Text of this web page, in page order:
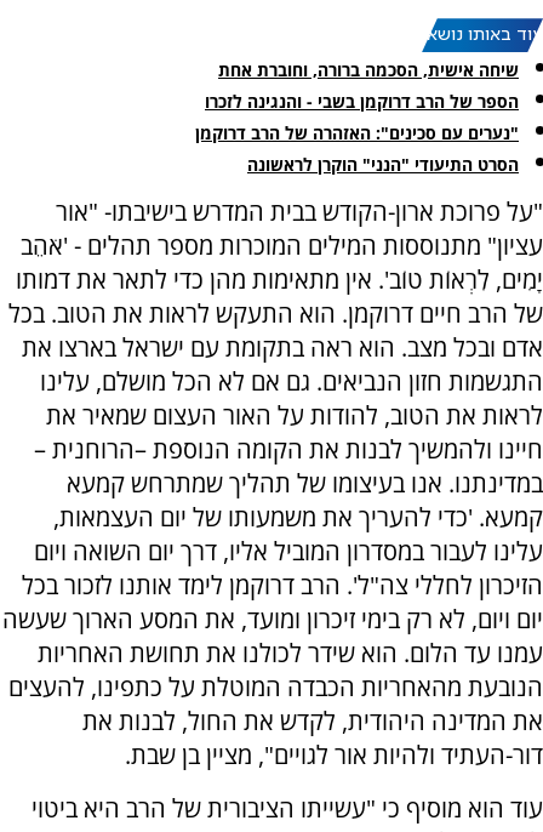
עוד באותו נושא:
שיחה אישית, הסכמה ברורה, וחוברת אחת
הספר של הרב דרוקמן בשבי - והנגינה לזכרו
"נערים עם סכינים": האזהרה של הרב דרוקמן
הסרט התיעודי "הנני" הוקרן לראשונה
"על פרוכת ארון-הקודש בבית המדרש בישיבתו- "אור
עציון" מתנוססות המילים המוכרות מספר תהלים - 'אֹהֵב
יָמִים, לִרְאוֹת טוֹב'. אין מתאימות מהן כדי לתאר את דמותו
של הרב חיים דרוקמן. הוא התעקש לראות את הטוב. בכל
אדם ובכל מצב. הוא ראה בתקומת עם ישראל בארצו את
התגשמות חזון הנביאים. גם אם לא הכל מושלם, עלינו
לראות את הטוב, להודות על האור העצום שמאיר את
חיינו ולהמשיך לבנות את הקומה הנוספת –הרוחנית –
במדינתנו. אנו בעיצומו של תהליך שמתרחש קמעא
קמעא. 'כדי להעריך את משמעותו של יום העצמאות,
עלינו לעבור במסדרון המוביל אליו, דרך יום השואה ויום
הזיכרון לחללי צה"ל'. הרב דרוקמן לימד אותנו לזכור בכל
יום ויום, לא רק בימי זיכרון ומועד, את המסע הארוך שעשה
עמנו עד הלום. הוא שידר לכולנו את תחושת האחריות
הנובעת מהאחריות הכבדה המוטלת על כתפינו, להעצים
את המדינה היהודית, לקדש את החול, לבנות את
דור-העתיד ולהיות אור לגויים", מציין בן שבת.
עוד הוא מוסיף כי "עשייתו הציבורית של הרב היא ביטוי